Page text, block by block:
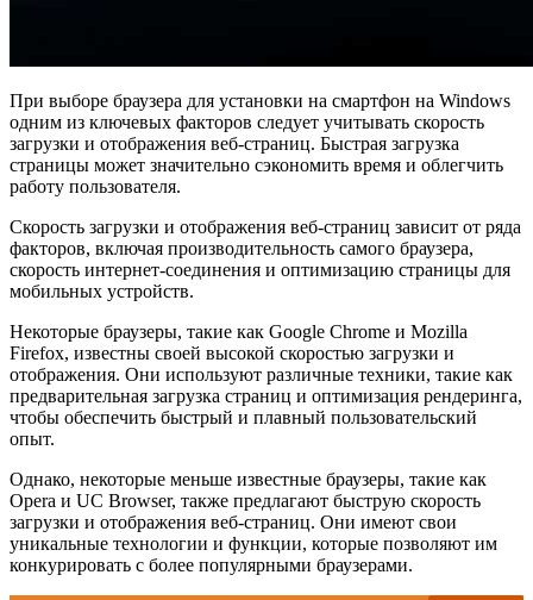
При выборе браузера для установки на смартфон на Windows
одним из ключевых факторов следует учитывать скорость
загрузки и отображения веб-страниц. Быстрая загрузка
страницы может значительно сэкономить время и облегчить
работу пользователя.
Скорость загрузки и отображения веб-страниц зависит от ряда
факторов, включая производительность самого браузера,
скорость интернет-соединения и оптимизацию страницы для
мобильных устройств.
Некоторые браузеры, такие как Google Chrome и Mozilla
Firefox, известны своей высокой скоростью загрузки и
отображения. Они используют различные техники, такие как
предварительная загрузка страниц и оптимизация рендеринга,
чтобы обеспечить быстрый и плавный пользовательский
опыт.
Однако, некоторые меньше известные браузеры, такие как
Opera и UC Browser, также предлагают быструю скорость
загрузки и отображения веб-страниц. Они имеют свои
уникальные технологии и функции, которые позволяют им
конкурировать с более популярными браузерами.